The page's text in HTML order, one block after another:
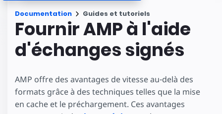
Documentation Guides et tutoriels
Fournir AMP à l'aide
d'échanges signés
AMP offre des avantages de vitesse au-delà des
formats grâce à des techniques telles que la mise
en cache et le préchargement. Ces avantages